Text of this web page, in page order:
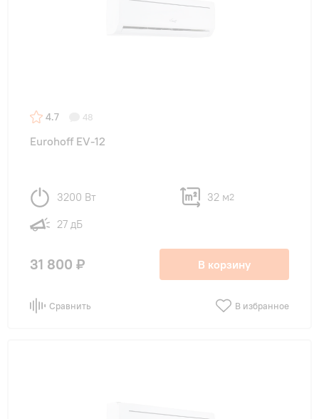
4.7 48
Eurohoff EV-12
3200 Вт 32 м2
27 дБ
31 800 ₽ В корзину
Сравнить В избранное